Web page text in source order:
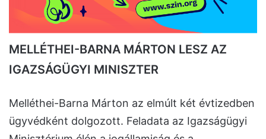
MELLÉTHEI-BARNA MÁRTON LESZ AZ
IGAZSÁGÜGYI MINISZTER
Melléthei-Barna Márton az elmúlt két évtizedben
ügyvédként dolgozott. Feladata az Igazságügyi